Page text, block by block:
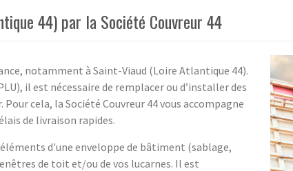
44) par la Société Couvreur 44
notamment à Saint-Viaud (Loire Atlantique 44).
il est nécessaire de remplacer ou d’installer des
cela, la Société Couvreur 44 vous accompagne
de livraison rapides.
d'une enveloppe de bâtiment (sablage,
de toit et/ou de vos lucarnes. Il est